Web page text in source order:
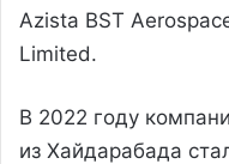
Azista BST
Limited.
В 2022 году
из Хайдарабада